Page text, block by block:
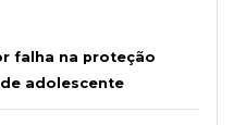
falha na proteção
adolescente